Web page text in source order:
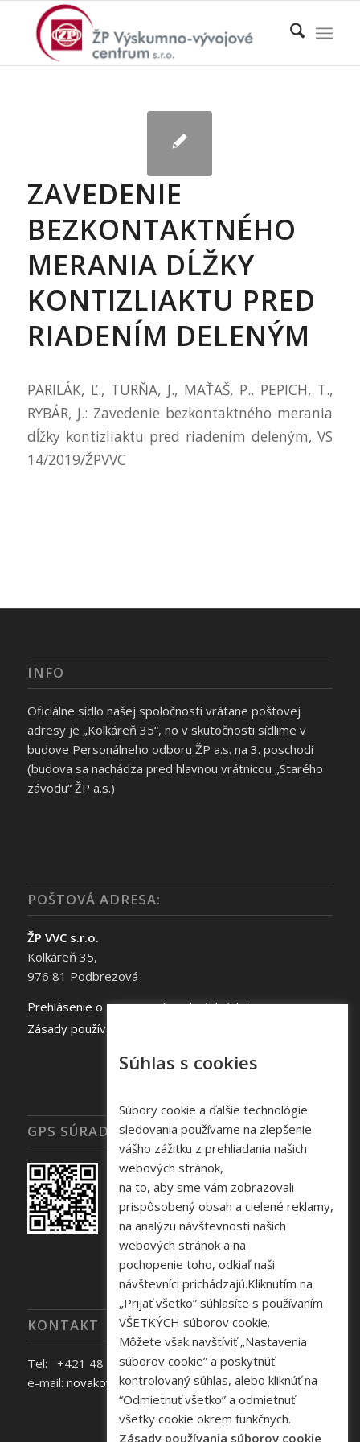
ZAVEDENIE
BEZKONTAKTNÉHO
MERANIA DĹŽKY
KONTIZLIAKTU PRED
RIADENÍM DELENÝM
PARILÁK, Ľ., TURŇA, J., MAŤAŠ, P., PEPICH, T.,
RYBÁR, J.: Zavedenie bezkontaktného merania
dĺžky kontizliaktu pred riadením deleným, VS
14/2019/ŽPVVC
INFO
Oficiálne sídlo našej spoločnosti vrátane poštovej
adresy je „Kolkáreň 35“, no v skutočnosti sídlime v
budove Personálneho odboru ŽP a.s. na 3. poschodí
(budova sa nachádza pred hlavnou vrátnicou „Starého
závodu“ ŽP a.s.)
POŠTOVÁ ADRESA:
ŽP VVC s.r.o.
Kolkáreň 35,
976 81 Podbrezová
Prehlásenie o spracovaní osobných údajov
Zásady používania súborov cookie
GPS SÚRADNICE
KONTAKT
Tel: +421 48 645 40 35
e-mail: novakova@zelpo.sk
Súhlas s cookies
Súbory cookie a ďalšie technológie
sledovania používame na zlepšenie
vášho zážitku z prehliadania našich
webových stránok,
na to, aby sme vám zobrazovali
prispôsobený obsah a cielené reklamy,
na analýzu návštevnosti našich
webových stránok a na
pochopenie toho, odkiaľ naši
návštevníci prichádzajú.Kliknutím na
„Prijať všetko” súhlasíte s používaním
VŠETKÝCH súborov cookie.
Môžete však navštíviť „Nastavenia
súborov cookie” a poskytnúť
kontrolovaný súhlas, alebo kliknúť na
“Odmietnuť všetko” a odmietnuť
všetky cookie okrem funkčnych.
Zásady používania súborov cookie